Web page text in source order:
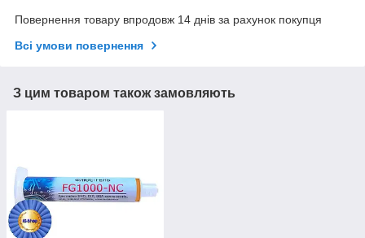
Повернення товару впродовж 14 днів за рахунок покупця
Всі умови повернення
З цим товаром також замовляють